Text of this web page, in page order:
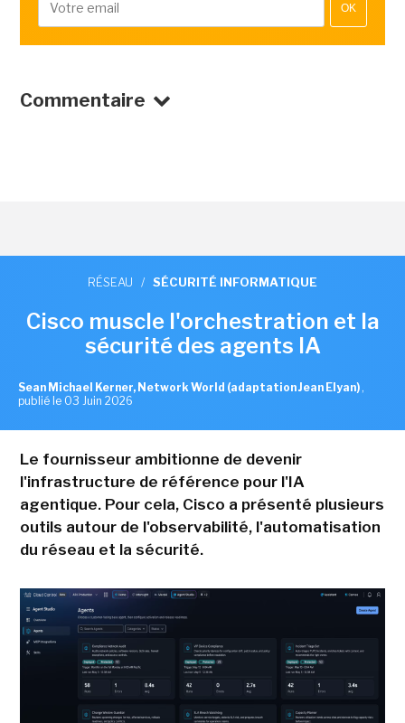
OK
Commentaire
RÉSEAU / SÉCURITÉ INFORMATIQUE
Cisco muscle l'orchestration et la
sécurité des agents IA
Sean Michael Kerner, Network World (adaptation Jean Elyan) ,
publié le 03 Juin 2026
Le fournisseur ambitionne de devenir
l'infrastructure de référence pour l'IA
agentique. Pour cela, Cisco a présenté plusieurs
outils autour de l'observabilité, l'automatisation
du réseau et la sécurité.